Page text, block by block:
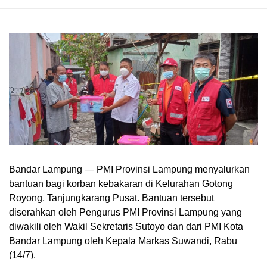
Bandar Lampung — PMI Provinsi Lampung menyalurkan
bantuan bagi korban kebakaran di Kelurahan Gotong
Royong, Tanjungkarang Pusat. Bantuan tersebut
diserahkan oleh Pengurus PMI Provinsi Lampung yang
diwakili oleh Wakil Sekretaris Sutoyo dan dari PMI Kota
Bandar Lampung oleh Kepala Markas Suwandi, Rabu
(14/7).